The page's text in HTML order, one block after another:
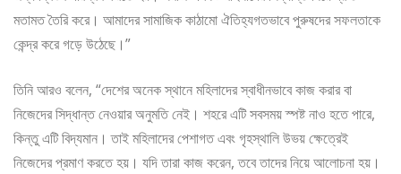
মতামত তৈরি করে। আমাদের সামাজিক কাঠামো ঐতিহ্যগতভাবে পুরুষদের সফলতাকে
কেন্দ্র করে গড়ে উঠেছে।”
তিনি আরও বলেন, “দেশের অনেক স্থানে মহিলাদের স্বাধীনভাবে কাজ করার বা
নিজেদের সিদ্ধান্ত নেওয়ার অনুমতি নেই। শহরে এটি সবসময় স্পষ্ট নাও হতে পারে,
কিন্তু এটি বিদ্যমান। তাই মহিলাদের পেশাগত এবং গৃহস্থালি উভয় ক্ষেত্রেই
নিজেদের প্রমাণ করতে হয়। যদি তারা কাজ করেন, তবে তাদের নিয়ে আলোচনা হয়।